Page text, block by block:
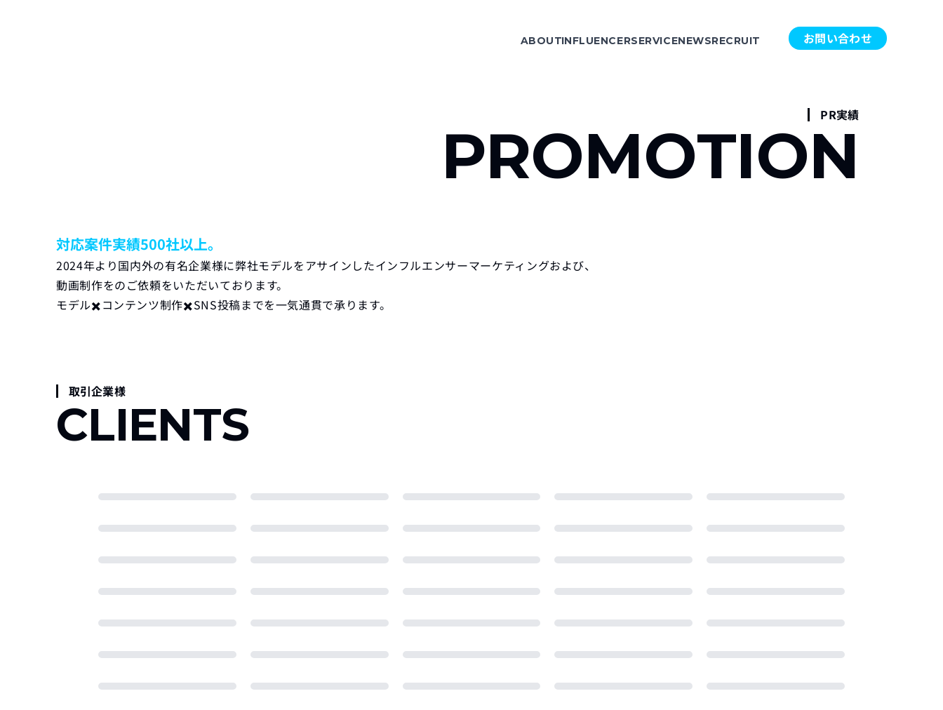
ABOUTINFLUENCERSERVICENEWSRECRUIT お問い合わせ
PR実績
PROMOTION
対応案件実績500社以上。
2024年より国内外の有名企業様に弊社モデルをアサインしたインフルエンサーマーケティングおよび、
動画制作をのご依頼をいただいております。
モデル✖️コンテンツ制作✖️SNS投稿までを一気通貫で承ります。
取引企業様
CLIENTS